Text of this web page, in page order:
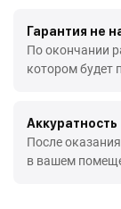
Гарантия не
По окончании
котором будет
Аккуратность
После
в вашем